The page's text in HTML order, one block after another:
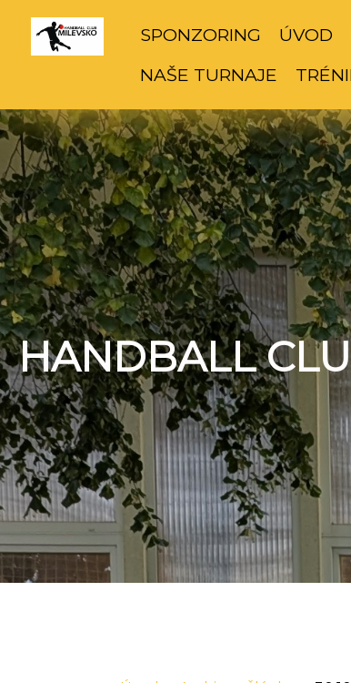
SPONZORING ÚVOD
NAŠE TURNAJE
HANDBALL